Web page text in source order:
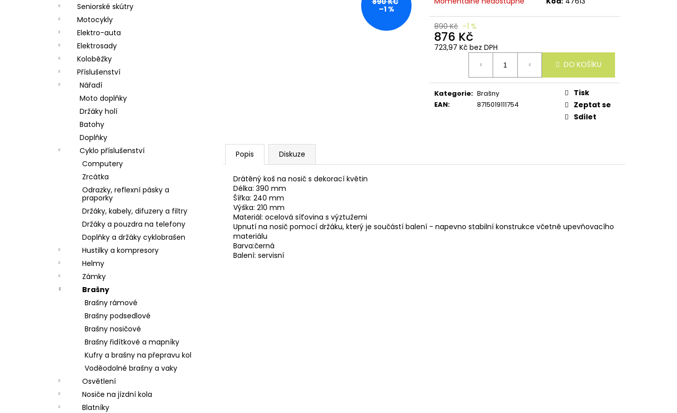
Seniorské skútry
Motocykly
Elektro-auta
Elektrosady
Koloběžky
Příslušenství
Nářadí
Moto doplňky
Držáky holí
Batohy
Doplňky
Cyklo příslušenství
Computery
Zrcátka
Odrazky, reflexní pásky a
praporky
Držáky, kabely, difuzery a filtry
Držáky a pouzdra na telefony
Doplňky a držáky cyklobrašen
Hustilky a kompresory
Helmy
Zámky
Brašny
Brašny rámové
Brašny podsedlové
Brašny nosičové
Brašny řidítkové a mapníky
Kufry a brašny na přepravu kol
Voděodolné brašny a vaky
Osvětlení
Nosiče na jízdní kola
Blatníky
890 Kč –1 %
876 Kč
723,97 Kč bez DPH
DO KOŠÍKU
Kategorie: Brašny
EAN: 8715019111754
Tisk
Zeptat se
Sdílet
–1 %
Popis Diskuze
Drátěný koš na nosič s dekorací květin
Délka: 390 mm
Šířka: 240 mm
Výška: 210 mm
Materiál: ocelová síťovina s výztužemi
Upnutí na nosič pomocí držáku, který je součástí balení - napevno stabilní konstrukce včetně upevňovacího
materiálu
Barva:černá
Balení: servisní